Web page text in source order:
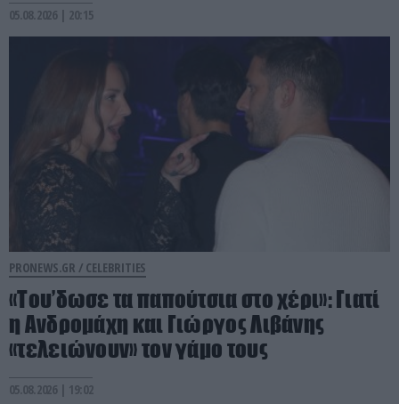
05.08.2026 | 20:15
PRONEWS.GR / CELEBRITIES
«Του’δωσε τα παπούτσια στο χέρι»: Γιατί
η Ανδρομάχη και Γιώργος Λιβάνης
«τελειώνουν» τον γάμο τους
05.08.2026 | 19:02